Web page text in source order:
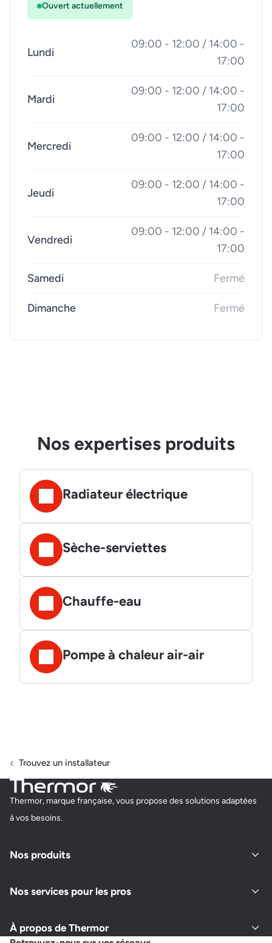
Ouvert actuellement
Lundi
09:00 - 12:00 / 14:00 -
17:00
Mardi
09:00 - 12:00 / 14:00 -
17:00
Mercredi
09:00 - 12:00 / 14:00 -
17:00
Jeudi
09:00 - 12:00 / 14:00 -
17:00
Vendredi
09:00 - 12:00 / 14:00 -
17:00
Samedi Fermé
Dimanche Fermé
Nos expertises produits
Radiateur électrique
Sèche-serviettes
Chauffe-eau
Pompe à chaleur air-air
Trouvez un installateur
Thermor, marque française, vous propose des solutions adaptées
à vos besoins.
Nos produits
Nos services pour les pros
À propos de Thermor